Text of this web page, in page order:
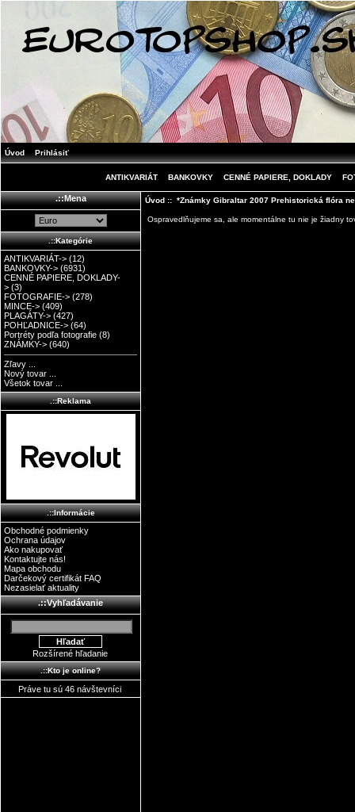
Úvod Prihlásiť
ANTIKVARIÁT BANKOVKY CENNÉ PAPIERE, DOKLADY
.::Mena
.::Kategórie
ANTIKVARIÁT-> (12)
BANKOVKY-> (6931)
CENNÉ PAPIERE, DOKLADY-
> (3)
FOTOGRAFIE-> (278)
MINCE-> (409)
PLAGÁTY-> (427)
POHĽADNICE-> (64)
Portréty podľa fotografie (8)
ZNÁMKY-> (640)
Zľavy ...
Nový tovar ...
Všetok tovar ...
.::Reklama
.::Informácie
Obchodné podmienky
Ochrana údajov
Ako nakupovať
Kontaktujte nás!
Mapa obchodu
Darčekový certifikát FAQ
Nezasielať aktuality
.::Vyhľadávanie
Rozšírené hľadanie
.::Kto je online?
Práve tu sú 46 návštevníci
Úvod:: *Známky Gibraltar 2007 Prehistorická flóra
Ospravedlňujeme sa, ale momentálne tu nie je žiadny